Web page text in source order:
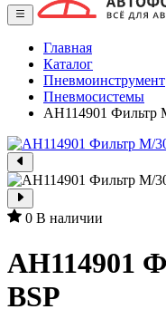
Главная
Каталог
Пневмоинструмент
Пневмосистемы
AH114901 Фильтр
0 В наличии
AH114901
BSP